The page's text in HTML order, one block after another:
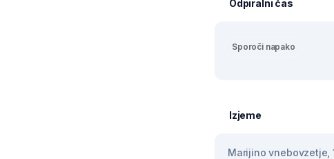
Odpiralni čas
Sporoči napako
Izjeme
Marijino vnebovzetje,